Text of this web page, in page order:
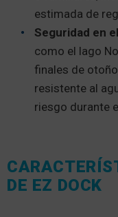
estimada de
Seguridad en
como el lago
finales de
resistente al
riesgo durante
DE EZ DOCK